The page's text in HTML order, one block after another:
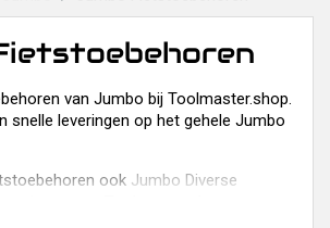
van Jumbo bij Toolmaster.shop.
snelle leveringen op het gehele Jumbo
ook Jumbo Diverse
van Toolmaster.shop.